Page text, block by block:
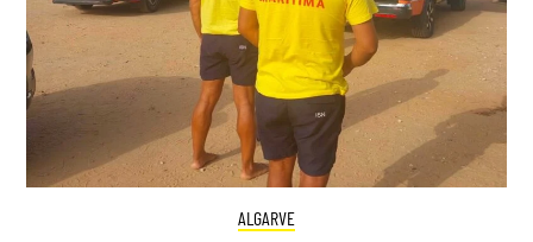
ALGARVE